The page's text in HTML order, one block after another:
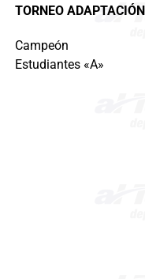
TORNEO
Campeón
Estudiantes «A»